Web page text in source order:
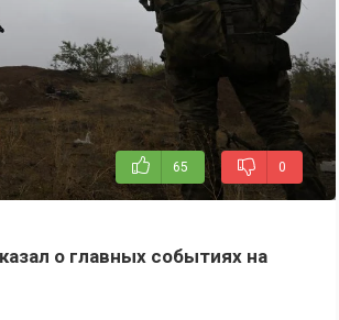
65 0
о главных событиях на